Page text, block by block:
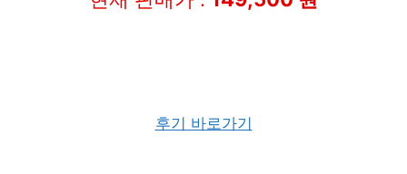
후기 바로가기